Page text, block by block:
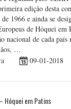
edição desta
1966 e ainda se
de Hóquei em
nacional de cada país
…
09-01-2018
Hóquei em Patins